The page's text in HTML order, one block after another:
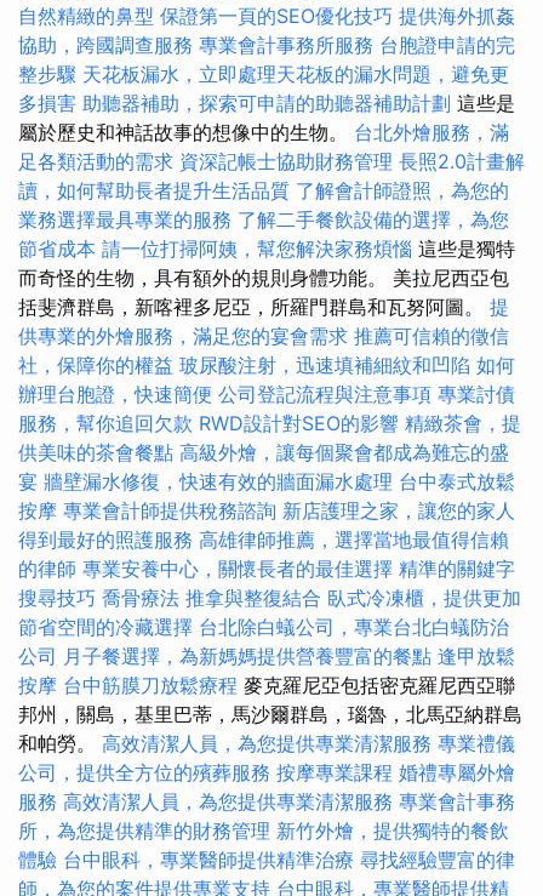
自然精緻的鼻型 保證第一頁的SEO優化技巧 提供海外抓姦
協助，跨國調查服務 專業會計事務所服務 台胞證申請的完
整步驟 天花板漏水，立即處理天花板的漏水問題，避免更
多損害 助聽器補助，探索可申請的助聽器補助計劃 這些是
屬於歷史和神話故事的想像中的生物。 台北外燴服務，滿
足各類活動的需求 資深記帳士協助財務管理 長照2.0計畫解
讀，如何幫助長者提升生活品質 了解會計師證照，為您的
業務選擇最具專業的服務 了解二手餐飲設備的選擇，為您
節省成本 請一位打掃阿姨，幫您解決家務煩惱 這些是獨特
而奇怪的生物，具有額外的規則身體功能。 美拉尼西亞包
括斐濟群島，新喀裡多尼亞，所羅門群島和瓦努阿圖。 提
供專業的外燴服務，滿足您的宴會需求 推薦可信賴的徵信
社，保障你的權益 玻尿酸注射，迅速填補細紋和凹陷 如何
辦理台胞證，快速簡便 公司登記流程與注意事項 專業討債
服務，幫你追回欠款 RWD設計對SEO的影響 精緻茶會，提
供美味的茶會餐點 高級外燴，讓每個聚會都成為難忘的盛
宴 牆壁漏水修復，快速有效的牆面漏水處理 台中泰式放鬆
按摩 專業會計師提供稅務諮詢 新店護理之家，讓您的家人
得到最好的照護服務 高雄律師推薦，選擇當地最值得信賴
的律師 專業安養中心，關懷長者的最佳選擇 精準的關鍵字
搜尋技巧 喬骨療法 推拿與整復結合 臥式冷凍櫃，提供更加
節省空間的冷藏選擇 台北除白蟻公司，專業台北白蟻防治
公司 月子餐選擇，為新媽媽提供營養豐富的餐點 逢甲放鬆
按摩 台中筋膜刀放鬆療程 麥克羅尼亞包括密克羅尼西亞聯
邦州，關島，基里巴蒂，馬沙爾群島，瑙魯，北馬亞納群島
和帕勞。 高效清潔人員，為您提供專業清潔服務 專業禮儀
公司，提供全方位的殯葬服務 按摩專業課程 婚禮專屬外燴
服務 高效清潔人員，為您提供專業清潔服務 專業會計事務
所，為您提供精準的財務管理 新竹外燴，提供獨特的餐飲
體驗 台中眼科，專業醫師提供精準治療 尋找經驗豐富的律
師，為您的案件提供專業支持 台中眼科，專業醫師提供精